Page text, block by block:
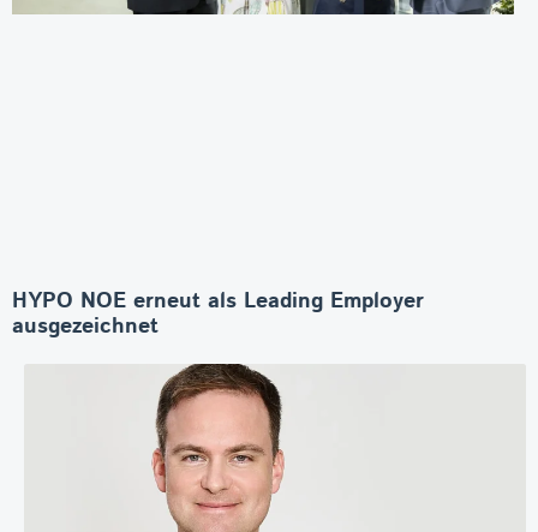
HYPO NOE erneut als Leading Employer
ausgezeichnet